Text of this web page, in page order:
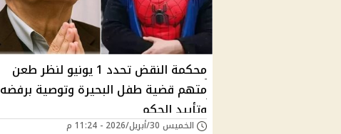
محكمة النقض تحدد 1 يونيو لنظر طعن
متهم قضية طفل البحيرة وتوصية برفضه
وتأييد الحكم
الخميس 30/أبريل/2026 - 11:24 م